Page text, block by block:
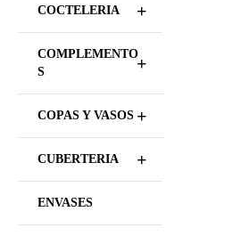
+
COCTELERIA
+
COMPLEMENTO
S
+
COPAS Y VASOS
+
CUBERTERIA
ENVASES